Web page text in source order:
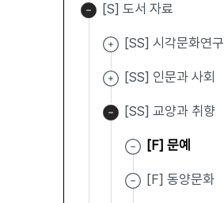
[S] 도서 자료
[SS] 시각문화연구
[SS] 인문과 사회
[SS] 교양과 취향
[F] 문예
[F] 동양문화